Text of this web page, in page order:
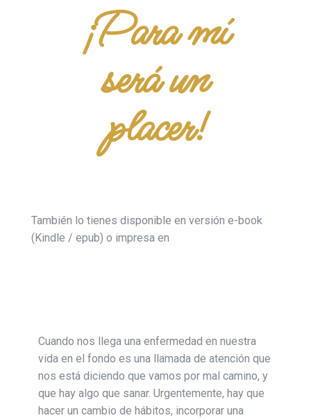
¡Para mí
será un
placer!
También lo tienes disponible en versión e-book
(Kindle / epub) o impresa en
Cuando nos llega una enfermedad en nuestra
vida en el fondo es una llamada de atención que
nos está diciendo que vamos por mal camino, y
que hay algo que sanar. Urgentemente, hay que
hacer un cambio de hábitos, incorporar una